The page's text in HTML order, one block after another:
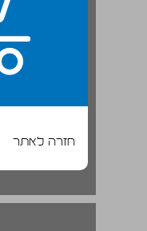
חזרה לאתר